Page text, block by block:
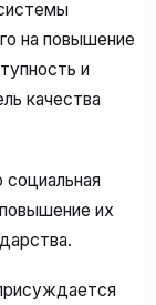
на повышение
и
качества
их